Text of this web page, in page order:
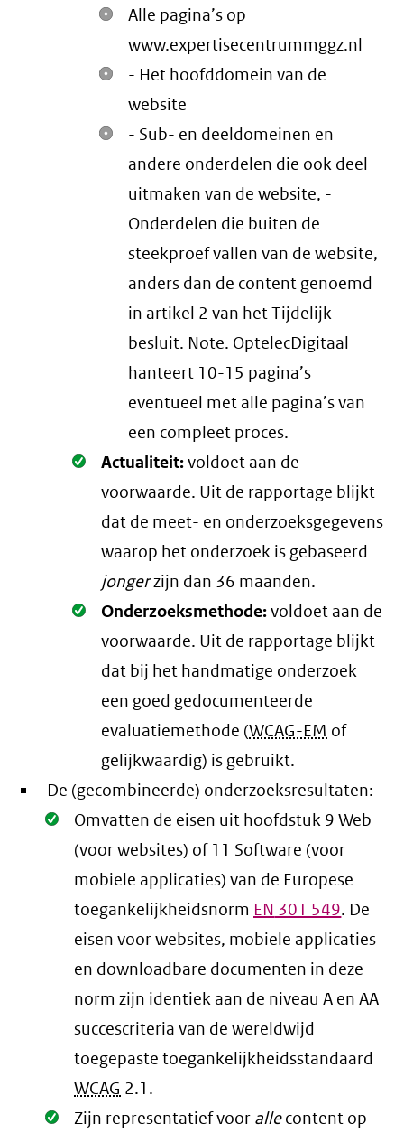
Alle pagina’s op
www.expertisecentrummggz.nl
- Het hoofddomein van de
website
- Sub- en deeldomeinen en
andere onderdelen die ook deel
uitmaken van de website, -
Onderdelen die buiten de
steekproef vallen van de website,
anders dan de content genoemd
in artikel 2 van het Tijdelijk
besluit. Note. OptelecDigitaal
hanteert 10-15 pagina’s
eventueel met alle pagina’s van
een compleet proces.
Oké.
Actualiteit:voldoet aan de
voorwaarde. Uit de rapportage blijkt
dat de meet- en onderzoeksgegevens
waarop het onderzoek is gebaseerd
jongerzijn dan 36 maanden.
Oké.
Onderzoeksmethode:voldoet aan de
voorwaarde. Uit de rapportage blijkt
dat bij het handmatige onderzoek
een goed gedocumenteerde
evaluatiemethode (WCAG-EM of
gelijkwaardig) is gebruikt.
De (gecombineerde) onderzoeksresultaten:
Oké.
Omvatten de eisen uit hoofdstuk 9 Web
(voor websites) of 11 Software (voor
mobiele applicaties) van de Europese
toegankelijkheidsnorm EN 301 549. De
eisen voor websites, mobiele applicaties
en downloadbare documenten in deze
norm zijn identiek aan de niveau A en AA
succescriteria van de wereldwijd
toegepaste toegankelijkheidsstandaard
WCAG 2.1 .
Oké.
Zijn representatief voor allecontent op